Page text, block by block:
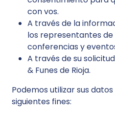
con vos.
A través de la
los representantes
conferencias y
A través de su
& Funes de Rioja.
Podemos utilizar sus
siguientes fines: